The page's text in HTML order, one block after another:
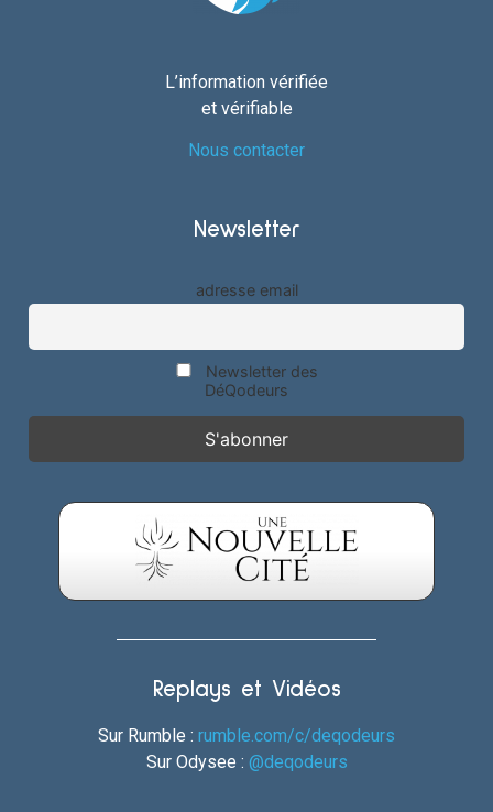
L’information vérifiée
et vérifiable
Nous contacter
Newsletter
adresse email
Newsletter des
DéQodeurs
Replays et Vidéos
Sur Rumble : rumble.com/c/deqodeurs
Sur Odysee : @deqodeurs